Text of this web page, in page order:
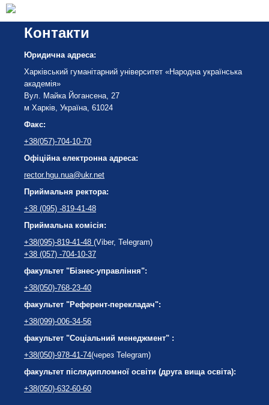
Контакти
Юридична адреса:
Харківський гуманітарний університет «Народна українська
академія»
Вул. Майка Йогансена, 27
м Харків, Україна, 61024
Факс:
+38(057)-704-10-70
Офіційна електронна адреса:
rector.hgu.nua@ukr.net
Приймальня ректора:
+38 (095) -819-41-48
Приймальна комісія:
+38(095)-819-41-48 (Viber, Telegram)
+38 (057) -704-10-37
факультет "Бізнес-управління":
+38(050)-768-23-40
факультет "Референт-перекладач":
+38(099)-006-34-56
факультет "Соціальний менеджмент" :
+38(050)-978-41-74(через Telegram)
факультет післядипломної освіти (друга вища освіта):
+38(050)-632-60-60